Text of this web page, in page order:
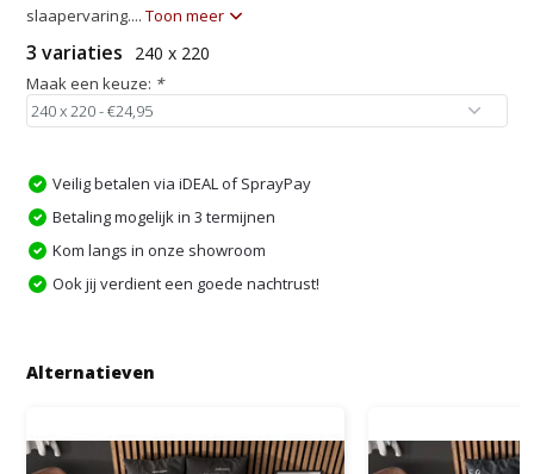
slaapervaring....Toon meer
3 variaties 240 x 220
Maak een keuze: *
Veilig betalen via iDEAL of SprayPay
Betaling mogelijk in 3 termijnen
Kom langs in onze showroom
Ook jij verdient een goede nachtrust!
Alternatieven